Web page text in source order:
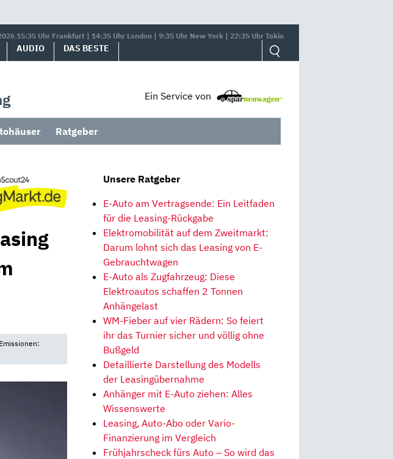
15:35 Uhr Frankfurt | 14:35 Uhr London | 9:35 Uhr New York | 22:35 Uhr Tokio
AUDIO DAS BESTE
Ein Service von
Ratgeber
Unsere Ratgeber
E-Auto am Vertragsende: Ein Leitfaden
für die Leasing-Rückgabe
Elektromobilität auf dem Zweitmarkt:
Darum lohnt sich das Leasing von E-
Gebrauchtwagen
E-Auto als Zugfahrzeug: Diese
Elektroautos schaffen 2 Tonnen
Anhängelast
WM-Fieber auf vier Rädern: So feiert
ihr das Turnier sicher und völlig ohne
Bußgeld
Detaillierte Darstellung des Modells
der Leasingübernahme
Anhänger mit E-Auto ziehen: Alles
Wissenswerte
Leasing, Auto-Abo oder Vario-
Finanzierung im Vergleich
Frühjahrscheck fürs Auto – So wird das